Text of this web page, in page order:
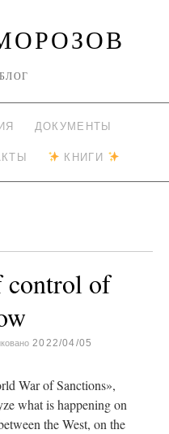
ДОКУМЕНТЫ
КНИГИ
control of
2022/04/05
War of Sanctions»,
what is happening on
the West, on the